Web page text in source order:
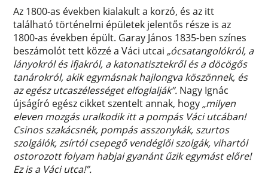
Az 1800-as években kialakult a korzó, és az itt
található történelmi épületek jelentős része is az
1800-as években épült. Garay János 1835-ben színes
beszámolót tett közzé a Váci utcai „ócsatangolókról, a
lányokról és ifjakról, a katonatisztekről és a döcögős
tanárokról, akik egymásnak hajlongva köszönnek, és
az egész utcaszélességet elfoglalják”. Nagy Ignác
újságíró egész cikket szentelt annak, hogy„milyen
eleven mozgás uralkodik itt a pompás Váci utcában!
Csinos szakácsnék, pompás asszonykák, szurtos
szolgálók, zsírtól csepegő vendéglői szolgák, vihartól
ostorozott folyam habjai gyanánt űzik egymást előre!
Ez is a Váci utca!”.